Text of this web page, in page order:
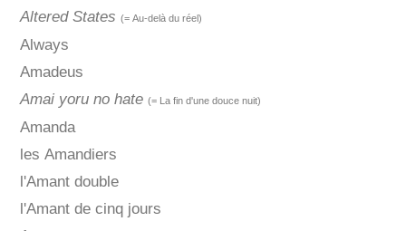
Altered States (= Au-delà du réel)
Always
Amadeus
Amai yoru no hate (= La fin d'une douce nuit)
Amanda
les Amandiers
l'Amant double
l'Amant de cinq jours